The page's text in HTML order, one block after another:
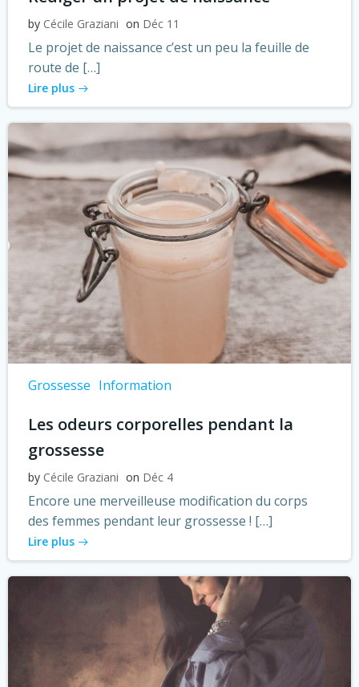
by Cécile Graziani on Déc 11
Le projet de naissance c’est un peu la feuille de
route de […]
Lire plus
Grossesse Information
Les odeurs corporelles pendant la
grossesse
by Cécile Graziani on Déc 4
Encore une merveilleuse modification du corps
des femmes pendant leur grossesse ! […]
Lire plus